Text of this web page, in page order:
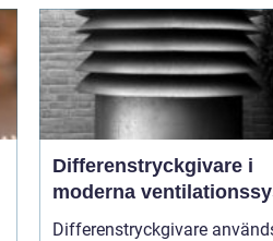
Differenstryckgivare i
moderna
Differenstryckgivare